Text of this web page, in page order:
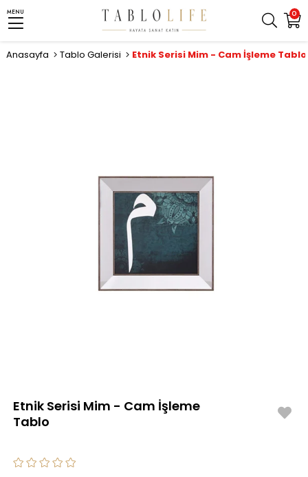
0
MENU
Anasayfa Tablo Galerisi Etnik Serisi Mim - Cam İşleme Tablo
Etnik Serisi Mim - Cam İşleme
Tablo